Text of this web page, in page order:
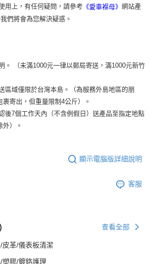
用上，有任何疑問，請參考 《愛車褓母》 網站產
們將會為您解決疑惑。
。 （未滿1000元一律以郵局寄送，滿1000元新竹
區域僅限於台灣本島。（為服務外島地區的朋
寄出，但重量限制4公斤）。
後7個工作天內（不含例假日）送產品至指定地點
外）。
顯示電腦版詳細說明
客服
查看全部
皮革/儀表板清潔
塑膠/鍍鉻護理